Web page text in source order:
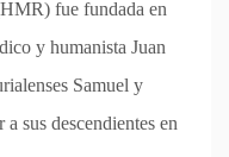
fue fundada en
y humanista Juan
Samuel y
sus descendientes en